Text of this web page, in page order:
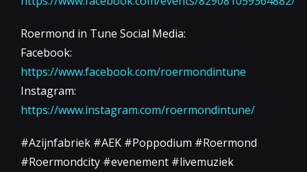
Roermond in Tune Social Media:
Facebook:
https://www.facebook.com/roermondintune
Instagram:
https://www.instagram.com/roermondintune/
#Azijnfabriek #AEK #Poppodium #Roermond
#Roermondcity #evenement #livemuziek